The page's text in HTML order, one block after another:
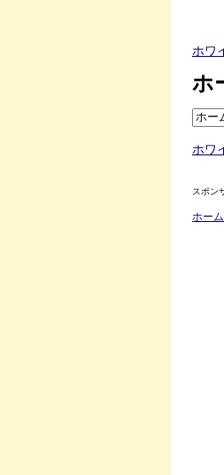
ホワ
ホ
ホワ
スポン
ホーム